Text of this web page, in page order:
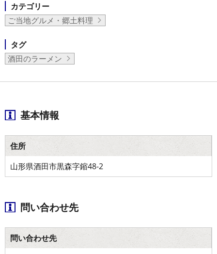
カテゴリー
ご当地グルメ・郷土料理
タグ
酒田のラーメン
基本情報
住所
山形県酒田市黒森字鏥48-2
問い合わせ先
問い合わせ先